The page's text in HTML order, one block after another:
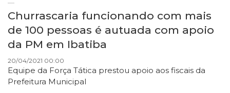
Churrascaria funcionando com mais
de 100 pessoas é autuada com apoio
da PM em Ibatiba
20/04/2021 00:00
Equipe da Força Tática prestou apoio aos fiscais da
Prefeitura Municipal